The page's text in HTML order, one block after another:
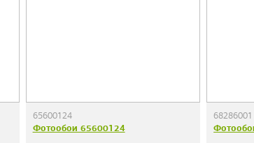
65600124
Фотообои 65600124
68286001